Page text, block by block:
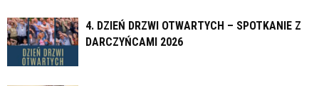
4. DZIEŃ DRZWI OTWARTYCH – SPOTKANIE Z
DARCZYŃCAMI 2026